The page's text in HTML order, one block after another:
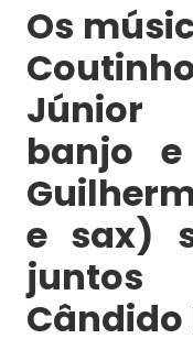
Os
Júnior
banjo
e sax)
Cândido